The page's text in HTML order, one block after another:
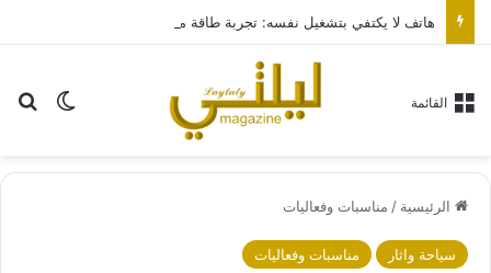
الوضع القائمة
الرئيسية / مناسبات وفعاليات
سياحة واثار مناسبات وفعاليات